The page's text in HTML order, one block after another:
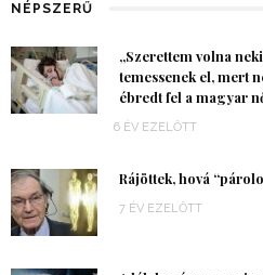
NÉPSZERŰ
„Szerettem volna
temessenek el, mert
ébredt fel a magyar
6 ÉV EZELŐTT
Rájöttek, hová
7 ÉV EZELŐTT